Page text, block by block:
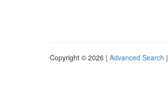
Copyright © 2026 | Advanced Search |